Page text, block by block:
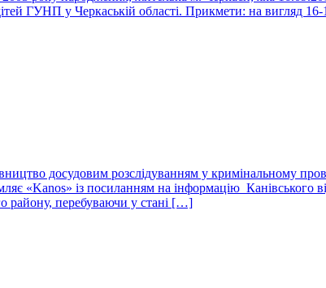
ГУНП у Черкаській області. Прикмети: на вигляд 16-
досудовим розслідуванням у кримінальному
із посиланням на інформацію Канівського
району, перебуваючи у стані […]